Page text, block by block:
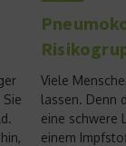
Viele
lassen. Denn
eine schwere
einem